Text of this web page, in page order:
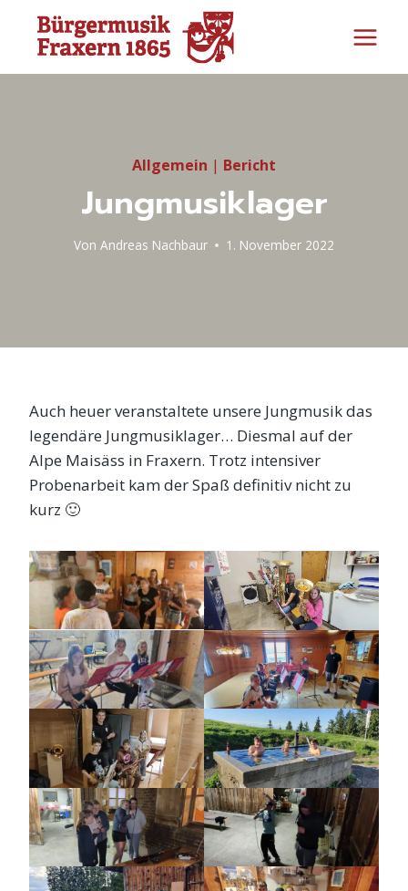
Inhalt
springen
Allgemein | Bericht
Jungmusiklager
Von Andreas Nachbaur 1. November 2022
Auch heuer veranstaltete unsere Jungmusik das
legendäre Jungmusiklager… Diesmal auf der
Alpe Maisäss in Fraxern. Trotz intensiver
Probenarbeit kam der Spaß definitiv nicht zu
kurz 🙂